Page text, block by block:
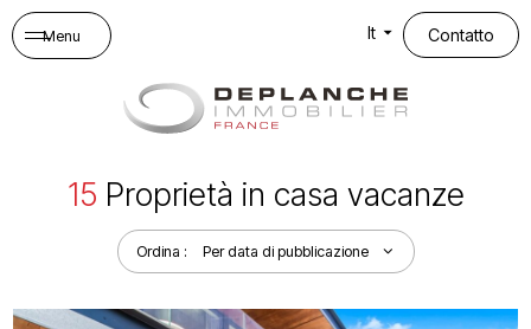
Menu It Contatto
15 Proprietà in casa vacanze
Ordina : Per data di pubblicazione